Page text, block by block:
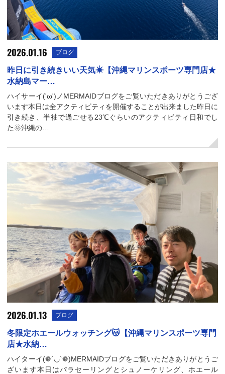
2026.01.16 ブログ
昨日に引き続きいい天気☀【沖縄マリンスポーツ専門店★
水納島マー…
ハイサーイ('ω')ノMERMAIDブログをご覧いただきありがとうござ
います本日は全アクティビティを開催することが出来ました昨日に
引き続き、半袖で過ごせる23℃ぐらいのアクティビティ日和でし
た🌞沖縄の…
2026.01.13 ブログ
冬限定ホエールウォッチング😽【沖縄マリンスポーツ専門
店★水納…
ハイターイ(❁´◡`❁)MERMAIDブログをご覧いただきありがとうご
ざいます本日はパラセーリングとシュノーケリング、ホエール